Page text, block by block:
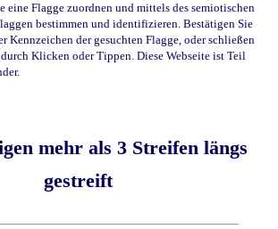
eine Flagge zuordnen und mittels des semiotischen
bestimmen und identifizieren. Bestätigen Sie
Kennzeichen der gesuchten Flagge, oder schließen
Klicken oder Tippen. Diese Webseite ist Teil
mehr als 3 Streifen längs
gestreift